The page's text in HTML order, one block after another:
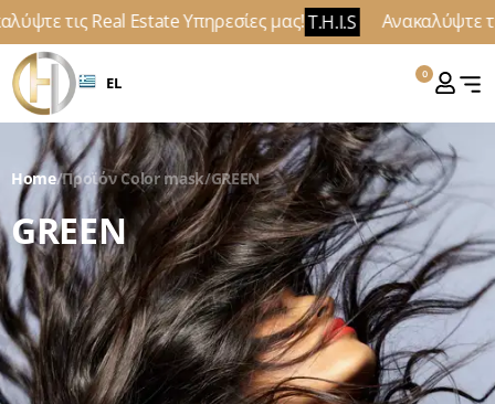
τις Real Estate Υπηρεσίες μας! T.H.I.S Ανακαλύψτε
EL 0
Home/Προϊόν Color mask/GREEN
GREEN